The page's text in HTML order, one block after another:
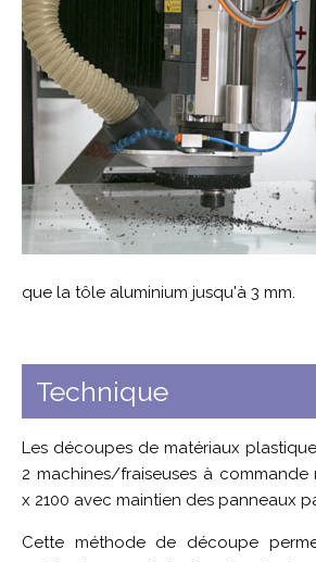
que la tôle aluminium jusqu'à 3 mm.
Technique
Les découpes de matériaux
2 machines/fraiseuses à commande
x 2100 avec maintien des panneaux
Cette méthode de découpe